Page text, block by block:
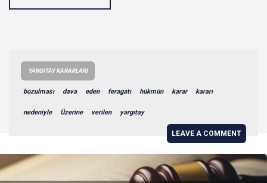
YARGITAY KARARLARI
bozulması dava eden feragatı hükmün karar kararı
nedeniyle Üzerine verilen yargıtay
LEAVE A COMMENT